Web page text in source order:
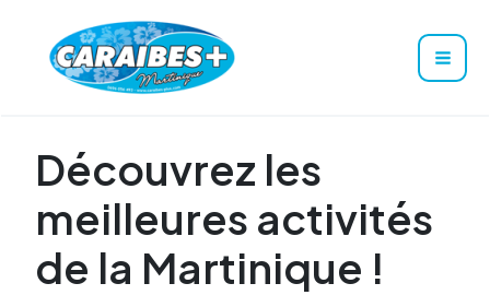
Découvrez les
meilleures activités
de la Martinique !